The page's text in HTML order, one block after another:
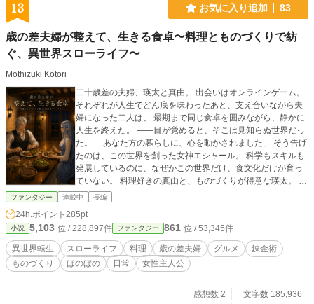
13 お気に入り追加 83
歳の差夫婦が整えて、生きる食卓〜料理とものづくりで紡
ぐ、異世界スローライフ〜
Mothizuki Kotori
二十歳差の夫婦、瑛太と真由。 出会いはオンラインゲーム。
それぞれが人生でどん底を味わったあと、支え合いながら夫
婦になった二人は、 最期まで同じ食卓を囲みながら、静かに
人生を終えた。 ――目が覚めると、そこは見知らぬ世界だっ
た。 「あなた方の暮らしに、心を動かされました」 そう告げ
たのは、この世界を創った女神エシャール。 科学もスキルも
発展しているのに、なぜかこの世界だけ、食文化だけが育っ
ていない。 料理好きの真由と、ものづくりが得意な瑛太。 二
人はもう一度、同じ食卓を囲むために、この世界で生き直す
一皿の料理と、ふたりの何気ない暮らしが、 異世界の人々の
日常を少しずつ変えていく。 これは、一度きりの人生を終え
た歳の差夫婦が、 もう一度、同じ食卓を囲むために歩む、異
世界スローライフ。
ファンタジー 連載中 長編
24h.ポイント 285pt
小説 5,103 位 / 228,897件 ファンタジー 861 位 / 53,345件
異世界転生 スローライフ 料理 歳の差夫婦 グルメ
錬金術
ものづくり
ほのぼの 日常 女性主人公
感想数 2
文字数 185,936